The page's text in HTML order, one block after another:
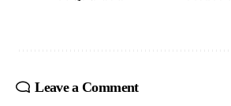
Leave a Comment